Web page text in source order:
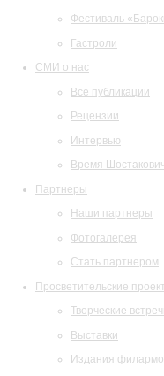
Фестиваль
Гастроли
СМИ о нас
Все публикации
Рецензии
Интервью
Время
Партнеры
Наши партнеры
Фотогалерея
Стать партнером
Просветительские
Творческие
Выставки
Издания